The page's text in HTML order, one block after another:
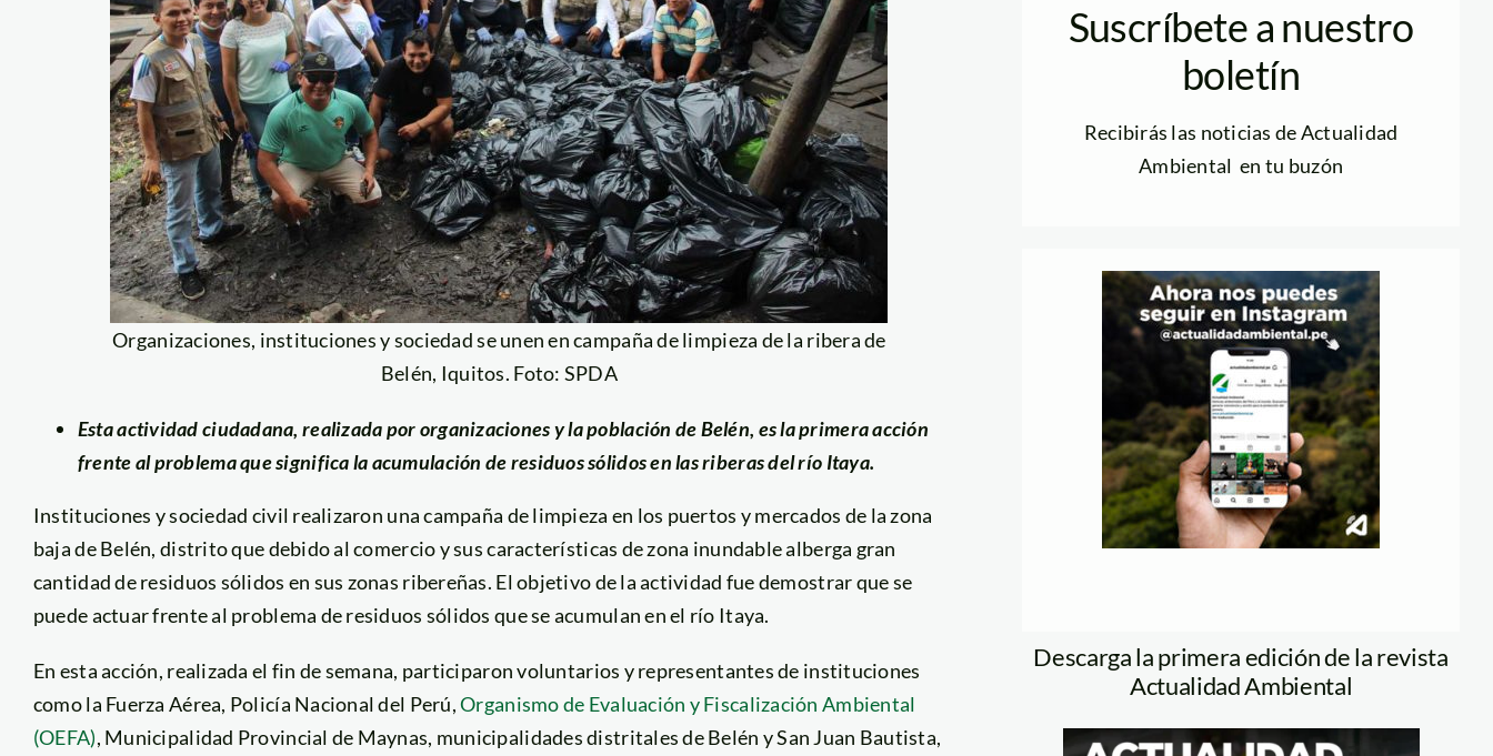
Organizaciones, instituciones y sociedad se unen en campaña de limpieza de la ribera de
Belén, Iquitos. Foto: SPDA
Esta actividad ciudadana, realizada por organizaciones y la población de Belén, es la primera acción
frente al problema que significa la acumulación de residuos sólidos en las riberas del río Itaya.
Instituciones y sociedad civil realizaron una campaña de limpieza en los puertos y mercados de la zona
baja de Belén, distrito que debido al comercio y sus características de zona inundable alberga gran
cantidad de residuos sólidos en sus zonas ribereñas. El objetivo de la actividad fue demostrar que se
puede actuar frente al problema de residuos sólidos que se acumulan en el río Itaya.
En esta acción, realizada el fin de semana, participaron voluntarios y representantes de instituciones
como la Fuerza Aérea, Policía Nacional del Perú,Organismo de Evaluación y Fiscalización Ambiental
(OEFA), Municipalidad Provincial de Maynas, municipalidades distritales de Belén y San Juan Bautista,
Suscríbete a nuestro
boletín
Recibirás las noticias de Actualidad
Ambiental en tu buzón
Descarga la primera edición de la revista
Actualidad Ambiental